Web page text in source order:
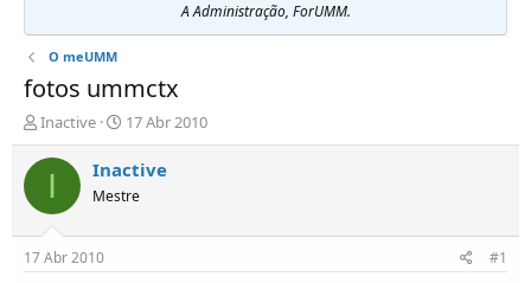
A Administração, ForUMM.
O meUMM
fotos ummctx
I
n
i
i
d
o
Inactive
D
a
t
d
17 Abr 2010
I Inactive
Mestre
17 Abr 2010 #1